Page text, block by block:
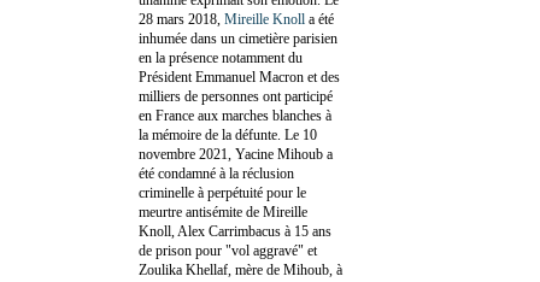
28 mars 2018, Mireille Knoll a été
inhumée dans un cimetière parisien
en la présence notamment du
Président Emmanuel Macron et des
milliers de personnes ont participé
en France aux marches blanches à
la mémoire de la défunte. Le 10
novembre 2021, Yacine Mihoub a
été condamné à la réclusion
criminelle à perpétuité pour le
meurtre antisémite de Mireille
Knoll, Alex Carrimbacus à 15 ans
de prison pour "vol aggravé" et
Zoulika Khellaf, mère de Mihoub, à